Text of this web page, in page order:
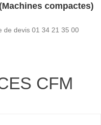
compactes)
de devis 01 34 21 35 00
CFM